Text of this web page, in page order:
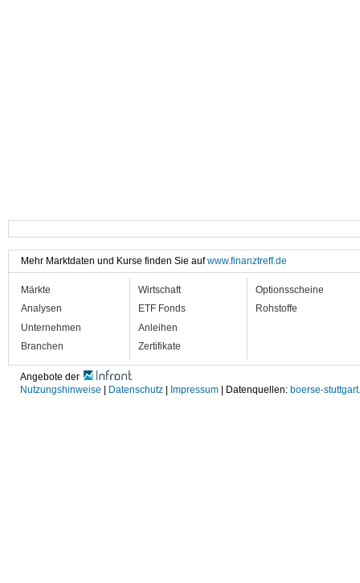
Mehr Marktdaten und Kurse finden Sie aufwww.finanztreff.de
Märkte
Analysen
Unternehmen
Branchen
Wirtschaft
ETF Fonds
Anleihen
Zertifikate
Optionsscheine
Rohstoffe
Angebote der
Nutzungshinweise | Datenschutz | Impressum | Datenquellen: boerse-